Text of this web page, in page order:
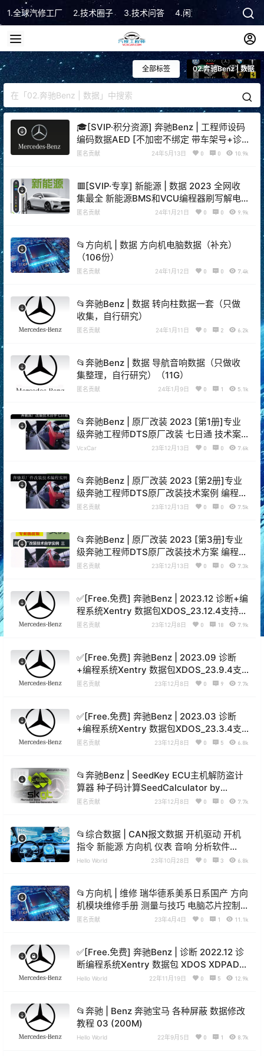
1.全球汽修工厂 2.技术圈子 3.技术问答 4.闲置市场 5.技术顾
全部标签 02.奔驰Benz | 数据
🎓[SVIP·积分资源] 奔驰Benz | 工程师设码
编码数据AED [不加密不绑定 带车架号+诊
断报告]（4600份数据 770M）
匿名贡献 24年5月13日 0 0 10.9k
🟥[SVIP·专享] 新能源 | 数据 2023 全网收
集最全 新能源BMS和VCU编程器刷写解电
数据 保时捷特斯拉比亚迪蔚来奇瑞北汽东风
匿名贡献 24年1月21日 0 0 9.9k
📂方向机 | 数据 方向机电脑数据（补充）
（106份）
匿名贡献 24年1月12日 0 0 7.4k
📂奔驰Benz | 数据 转向柱数据一套（只做
收集，自行研究）
匿名贡献 24年1月11日 0 2 6.2k
📂奔驰Benz | 数据 导航音响数据（只做收
集整理，自行研究）（11G）
匿名贡献 24年1月9日 0 1 5.1k
📂奔驰Benz | 原厂改装 2023 [第1册]专业
级奔驰工程师DTS原厂改装 七日通 技术案
例 编程设码 升级改装 自学教程（390页）
VcxCar 23年12月13日 0 0 7.6k
📂奔驰Benz | 原厂改装 2023 [第2册]专业
级奔驰工程师DTS原厂改装技术案例 编程设
码 升级改装 自学教程（392页）
匿名贡献 23年12月13日 0 0 7.5k
📂奔驰Benz | 原厂改装 2023 [第3册]专业
级奔驰工程师DTS原厂改装技术方案 编程设
码 升级改装 自学教程 新款C223 C206车型
匿名贡献 23年12月13日 0 0 7.3k
✅[Free.免费] 奔驰Benz | 2023.12 诊断+编
程系统Xentry 数据包XDOS_23.12.4支持新
款车型 (16.2G）
匿名贡献 23年12月8日 0 18 7.9k
✅[Free.免费] 奔驰Benz | 2023.09 诊断
+编程系统Xentry 数据包XDOS_23.9.4支
持新款车型 (22.26G）
匿名贡献 23年12月8日 0 9 7.7k
✅[Free.免费] 奔驰Benz | 2023.03 诊断
+编程系统Xentry 数据包XDOS_23.3.4支
持新款车型 (21.6G）
匿名贡献 23年12月8日 0 5 6.8k
📂奔驰Benz | SeedKey ECU主机解防盗计
算器 种子码计算SeedCalculator by
CODeH1 DeR v2.3（122M）
匿名贡献 23年12月8日 0 0 7.7k
📂综合数据 | CAN报文数据 开机驱动 开机
指令 新能源 方向机 仪表 音响 分析软件
（2.24G）
Hello World 23年10月28日 0 3 6.8k
📂方向机 | 维修 瑞华德系美系日系国产 方向
机模块维修手册 测量与技巧 电脑芯片控制
单元 故障分析维修教程+方向机数据 (123
匿名贡献 23年4月4日 0 1 11.1k
✅[Free.免费] 奔驰Benz | 诊断 2022.12 诊
断编程系统Xentry 数据包 XDOS XDPAD2
XPT XD4NFZ支持新款车型(22G）
Hello World 22年11月19日 0 5 12.9k
📂奔驰 | Benz 奔驰宝马 各种屏蔽 数据修改
教程 03 (200M)
Hello World 22年9月5日 0 1 8.7k